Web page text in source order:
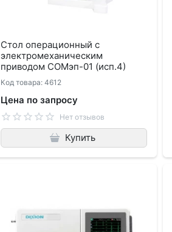
Стол операционный с
электромеханическим
приводом СОМэп-01 (исп.4)
Код товара: 4612
Цена по запросу
Нет отзывов
Купить